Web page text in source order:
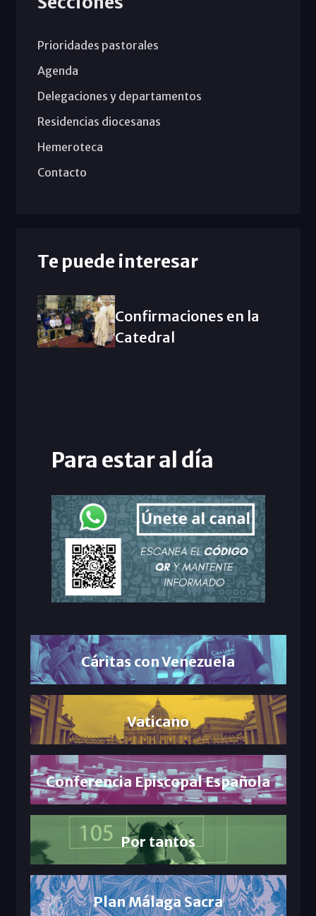
Prioridades pastorales
Agenda
Delegaciones y departamentos
Residencias diocesanas
Hemeroteca
Contacto
Te puede interesar
Confirmaciones en la
Catedral
Para estar al día
Cáritas con Venezuela
Vaticano
Conferencia Episcopal Española
Por tantos
Plan Málaga Sacra